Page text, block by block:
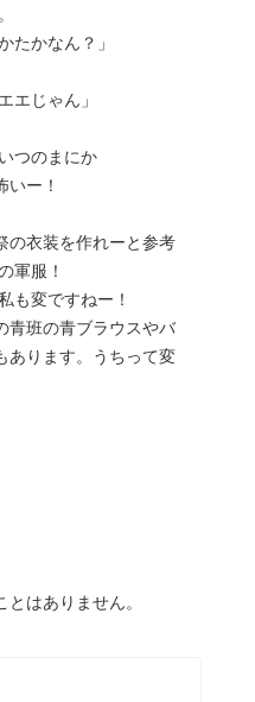
たかなん？」
エじゃん」
つのまにか
いー！
の衣装を作れーと参考
軍服！
も変ですねー！
青班の青ブラウスやバ
あります。うちって変
はありません。